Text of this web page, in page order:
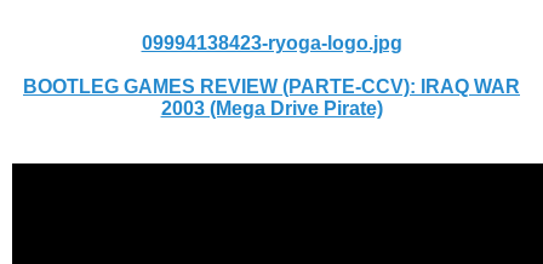
09994138423-ryoga-logo.jpg
BOOTLEG GAMES REVIEW (PARTE-CCV): IRAQ WAR
2003 (Mega Drive Pirate)